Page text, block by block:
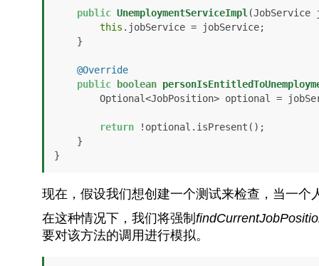
public UnemploymentServiceImpl(JobService
this .jobService = jobService;
@Override
public
boolean
return !optional.isPresent();
}
现在，假设我们想创建一个测试来检查，当一
在这种情况下，我们将强制
要对该方法的调用进行模拟。